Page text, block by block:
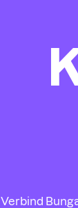
Verbind